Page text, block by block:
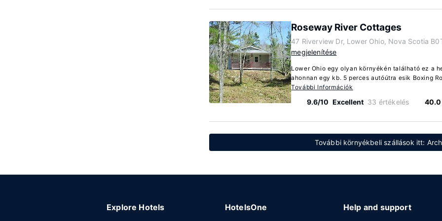
Roseway River Cottages
47 Riverview Dr, Lower Ohio, Nova Scotia
megjelenítése
Lower Ohio egy olyan környékén található ez a
ahonnan egy kb. 5 perces autóútra esik Boxing
További Információk
9.6/10 Excellent 33 értékelés 40.0
További környékbeli szállások itt:
Explore Hotels HotelsOne Help and support